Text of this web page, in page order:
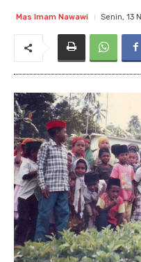
Mas Imam Nawawi Senin, 13